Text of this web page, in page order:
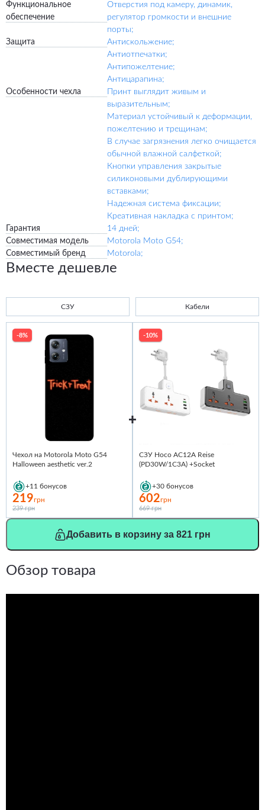
Функциональное
обеспечение
Отверстия под камеру, динамик,
регулятор громкости и внешние
порты;
Защита
Антискольжение;
Антиотпечатки;
Антипожелтение;
Антицарапина;
Особенности чехла
Принт выглядит живым и
выразительным;
Материал устойчивый к деформации,
пожелтению и трещинам;
В случае загрязнения легко очищается
обычной влажной салфеткой;
Кнопки управления закрытые
силиконовыми дублирующими
вставками;
Надежная система фиксации;
Креативная накладка с принтом;
Гарантия
14 дней;
Совместимая модель
Motorola Moto G54;
Совместимый бренд
Motorola;
Вместе дешевле
СЗУ Кабели
-8%
Чехол на Motorola Moto G54
Halloween aesthetic ver.2
+11 бонусов
219грн
239 грн
-10%
СЗУ Hoco AC12A Reise
(PD30W/1C3A) +Socket
+30 бонусов
602грн
669 грн
Добавить в корзину за 821 грн
Обзор товара